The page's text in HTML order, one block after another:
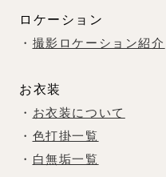
ロケーション
・ 撮影ロケーション紹介
お衣装
・ お衣装について
・ 色打掛一覧
・ 白無垢一覧